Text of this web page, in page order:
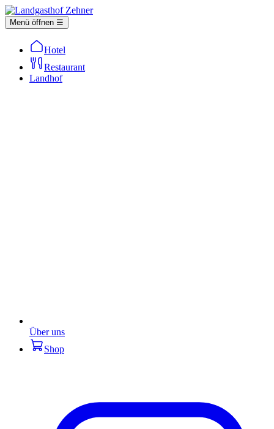
Menü öffnen ☰
Hotel
Restaurant
Landhof
Über uns
Shop